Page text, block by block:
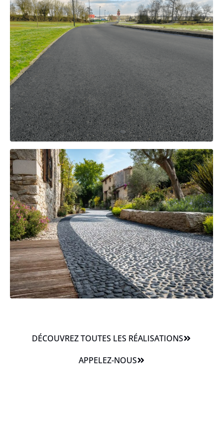
DÉCOUVREZ TOUTES LES RÉALISATIONS
APPELEZ-NOUS